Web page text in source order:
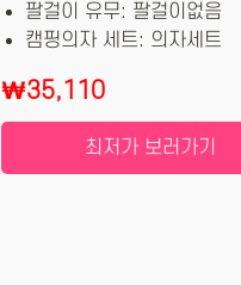
팔걸이 유무: 팔걸이없음
캠핑의자 세트: 의자세트
₩35,110
최저가 보러가기